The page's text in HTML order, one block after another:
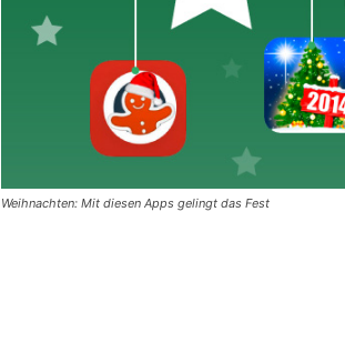
Weihnachten: Mit diesen Apps gelingt das Fest